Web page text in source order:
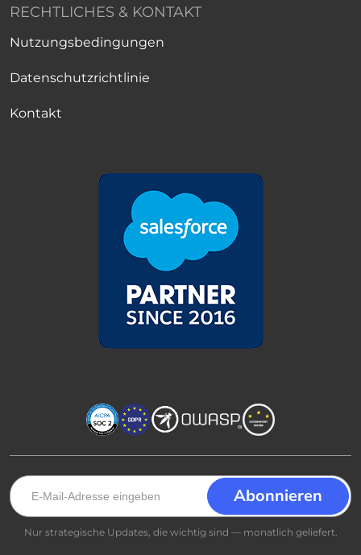
RECHTLICHES & KONTAKT
Nutzungsbedingungen
Datenschutzrichtlinie
Kontakt
Nur strategische Updates, die wichtig sind — monatlich geliefert.